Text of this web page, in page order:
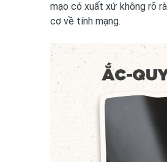
mạo có xuất xứ không rõ
cơ về tính mạng.